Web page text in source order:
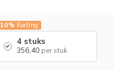
10% Korting
4 stuks
356,40 per stuk